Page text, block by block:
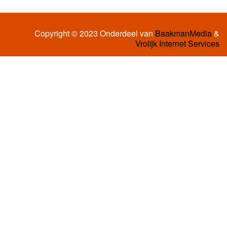
Copyright © 2023 Onderdeel van BaakmanMedia&
Vrolijk Internet Services